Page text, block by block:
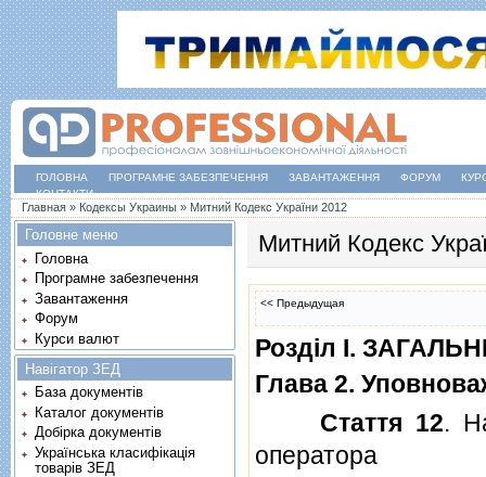
ГОЛОВНА ПРОГРАМНЕ ЗАБЕЗПЕЧЕННЯ ЗАВАНТАЖЕННЯ ФОРУМ
КОНТАКТИ
Ви є тут
Главная » Кодексы Украины » Митний Кодекс України 2012
Митний Кодекс
<< Предыдущая
Роздiл I.
Глава 2.
Стаття 12.
оператора
Головне меню
Головна
Програмне забезпечення
Завантаження
Форум
Курси валют
Навігатор ЗЕД
База документів
Каталог документів
Добірка документів
Українська класифікація
товарів ЗЕД